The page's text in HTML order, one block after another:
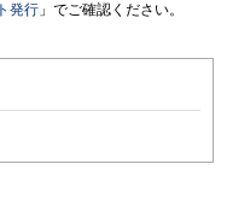
発行 」でご確認ください。